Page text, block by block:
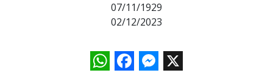
07/11/1929
02/12/2023
WhatsAppFacebookMessenger
X